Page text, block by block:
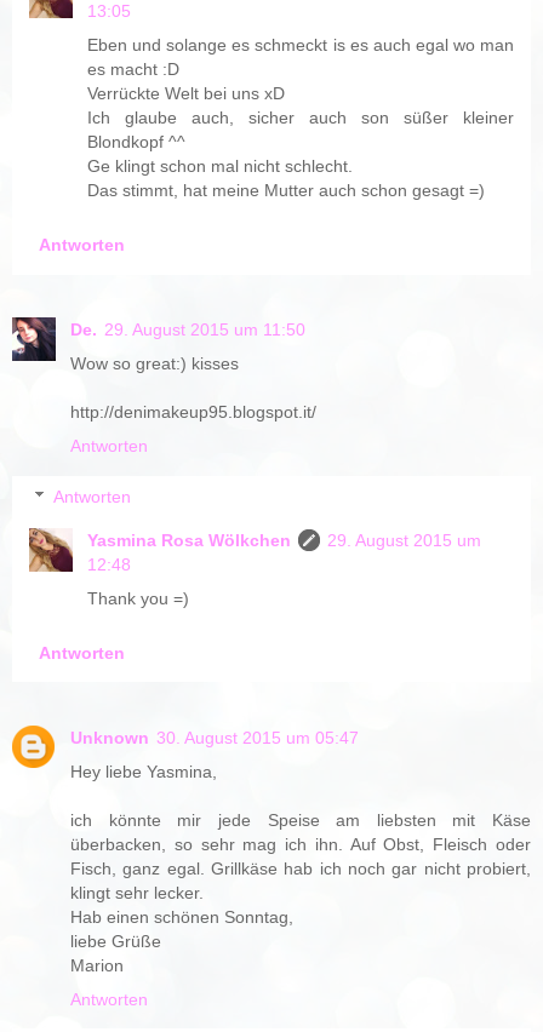
13:05
Eben und solange es schmeckt is es auch egal wo man
es macht :D
Verrückte Welt bei uns xD
Ich glaube auch, sicher auch son süßer kleiner
Blondkopf ^^
Ge klingt schon mal nicht schlecht.
Das stimmt, hat meine Mutter auch schon gesagt =)
Antworten
De. 29. August 2015 um 11:50
Wow so great:) kisses
http://denimakeup95.blogspot.it/
Antworten
Antworten
Yasmina Rosa Wölkchen
29. August 2015 um
12:48
Thank you =)
Antworten
Unknown 30. August 2015 um 05:47
Hey liebe Yasmina,
ich könnte mir jede Speise am liebsten mit Käse
überbacken, so sehr mag ich ihn. Auf Obst, Fleisch oder
Fisch, ganz egal. Grillkäse hab ich noch gar nicht probiert,
klingt sehr lecker.
Hab einen schönen Sonntag,
liebe Grüße
Marion
Antworten